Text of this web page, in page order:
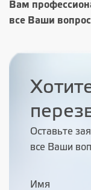
Вам
все Ваши
Оставьте
все Ваши
Имя